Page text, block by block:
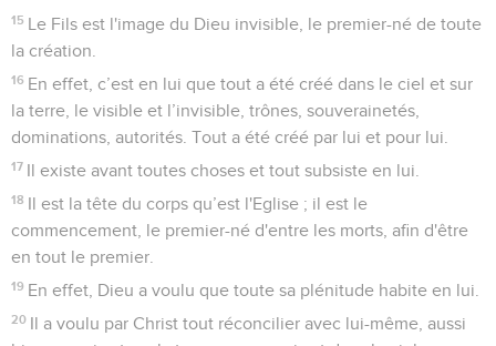
15 Le Fils est l'image du Dieu invisible, le premier-né de toute
la création.
16 En effet, c’est en lui que tout a été créé dans le ciel et sur
la terre, le visible et l’invisible, trônes, souverainetés,
dominations, autorités. Tout a été créé par lui et pour lui.
17 Il existe avant toutes choses et tout subsiste en lui.
18 Il est la tête du corps qu’est l'Eglise ; il est le
commencement, le premier-né d'entre les morts, afin d'être
en tout le premier.
19 En effet, Dieu a voulu que toute sa plénitude habite en lui.
20 Il a voulu par Christ tout réconcilier avec lui-même, aussi